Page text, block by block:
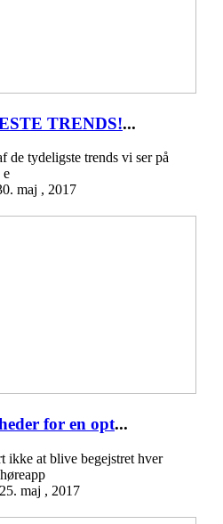
TRENDS!...
de tydeligste trends vi ser på
e
maj , 2017
for en opt...
ikke at blive begejstret hver
maj , 2017